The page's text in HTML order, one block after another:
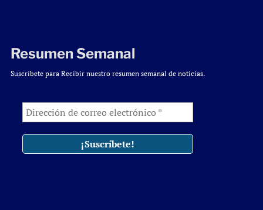
Resumen Semanal
Suscríbete para Recibir nuestro resumen semanal de noticias.